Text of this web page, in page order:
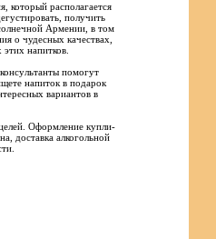
который располагается
получить
Армении, в том
о чудесных качествах,
напитков.
помогут
напиток в подарок
вариантов в
Оформление купли-
доставка алкогольной